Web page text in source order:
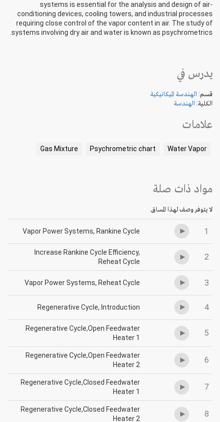
systems is essential for the analysis and design of air-
conditioning devices, cooling towers, and industrial processes
requiring close control of the vapor content in air. The study of
systems involving dry air and water is known as psychrometrics.
يدرس في
قسم: الهندسة الميكانيكية
الكلية: الهندسة
علامات
Water Vapor
Psychrometric chart
Gas Mixture
مواد ذات صلة
لا يتوفر وصف لهذا المساق.
1
Vapor Power Systems, Rankine Cycle
2
Increase Rankine Cycle Efficiency,
Reheat Cycle
3
Vapor Power Systems, Reheat Cycle
4
Regenerative Cycle, Introduction
5
Regenerative Cycle,Open Feedwater
Heater 1
6
Regenerative Cycle,Open Feedwater
Heater 2
7
Regenerative Cycle,Closed Feedwater
Heater 1
8
Regenerative Cycle,Closed Feedwater
Heater 2